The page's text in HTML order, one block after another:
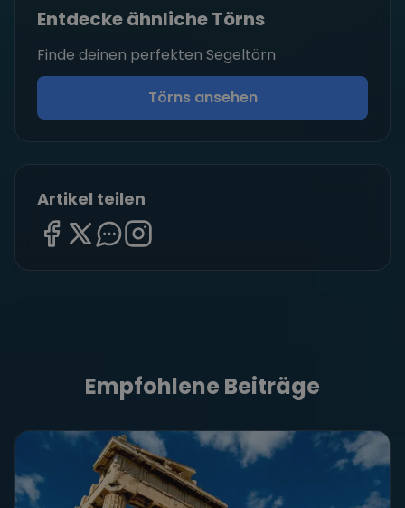
Entdecke ähnliche Törns
Finde deinen perfekten Segeltörn
Törns ansehen
Artikel teilen
Empfohlene Beiträge